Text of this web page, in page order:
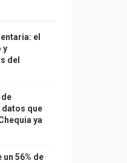
el
y
del
de
datos que
ya
56% de